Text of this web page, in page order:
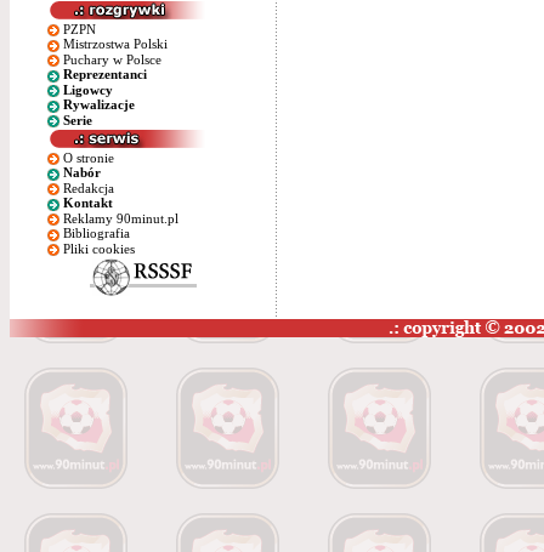
PZPN
Mistrzostwa Polski
Puchary w Polsce
Reprezentanci
Ligowcy
Rywalizacje
Serie
O stronie
Nabór
Redakcja
Kontakt
Reklamy 90minut.pl
Bibliografia
Pliki cookies